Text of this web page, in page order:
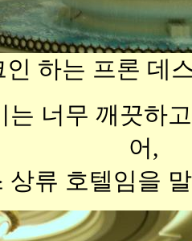
인 하는 프론 데
는 너무 깨끗하
어,
상류 호텔임을